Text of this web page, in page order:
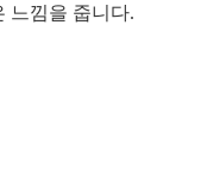
느낌을 줍니다.